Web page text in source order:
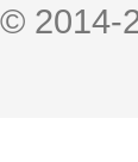
© 2014-